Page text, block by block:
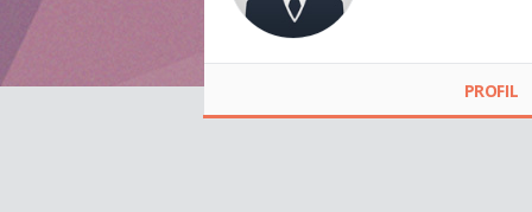
PROFIL